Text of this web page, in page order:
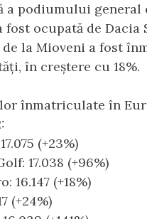
a podiumului general
ocupată de Dacia
la Mioveni a fost
în creștere cu 18%.
înmatriculate în
(+23%)
17.038 (+96%)
16.147 (+18%)
(+24%)